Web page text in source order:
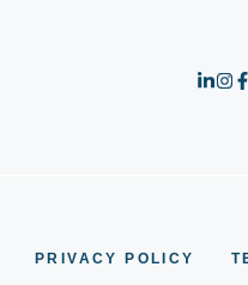
PRIVACY POLICY